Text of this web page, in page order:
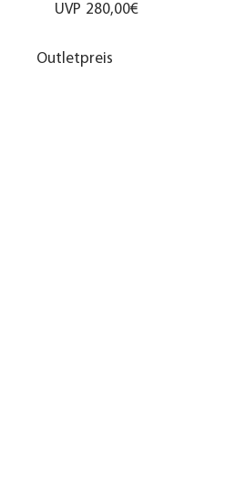
UVP 280,00€
Outletpreis